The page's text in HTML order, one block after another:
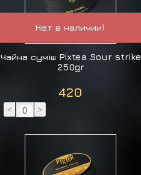
Нет в наличии!
Чайна суміш Pixtea Sour strike
250gr
420
< >